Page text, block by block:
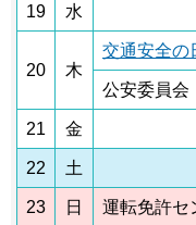
19 水
20 木
交通安全の
公安委員会
21 金
22 土
23 日 運転免許セ